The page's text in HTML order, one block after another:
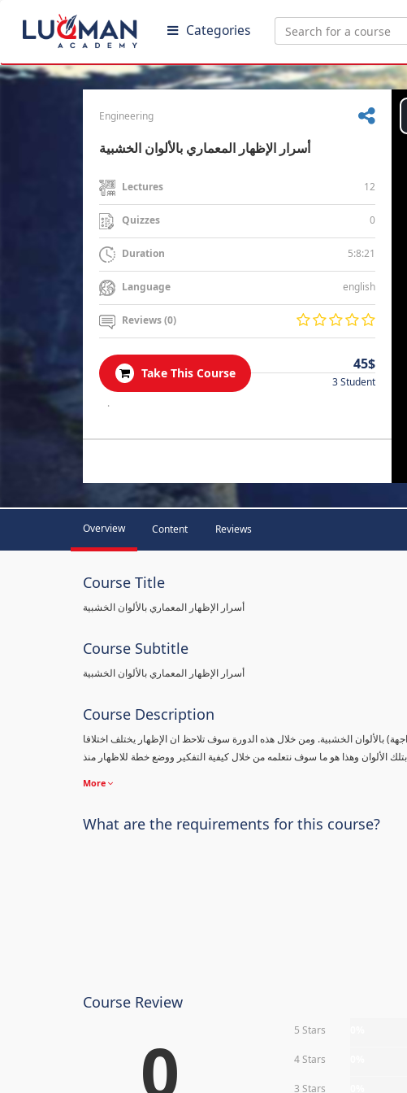
Categories
Engineering
أسرار الإظهار المعماري بالألوان الخشبية
Lectures 12
Quizzes 0
Duration 5:8:21
Language english
Reviews (0)
Take This Course
45$
3 Student
.
Overview Content Reviews
Course Title
أسرار الإظهار المعماري بالألوان الخشبية
Course Subtitle
أسرار الإظهار المعماري بالألوان الخشبية
Course Description
بالألوان الخشبية. ومن خلال هذه الدورة سوف تلاحظ ان الإظهار يختلف اختلافا
بتلك الألوان وهذا هو ما سوف نتعلمه من خلال كيفية التفكير ووضع خطة للاظهار منذ
More
What are the requirements for this course?
Course Review
0 5 Stars
4 Stars
3 Stars